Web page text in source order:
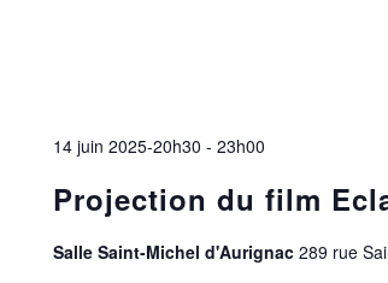
14 juin 2025-20h30 - 23h00
Projection du film
Salle Saint-Michel d'Aurignac 289 rue